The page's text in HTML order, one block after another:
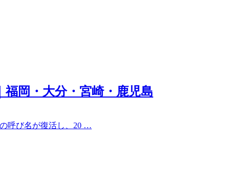
岡・大分・宮崎・鹿児島
呼び名が復活し、20 …